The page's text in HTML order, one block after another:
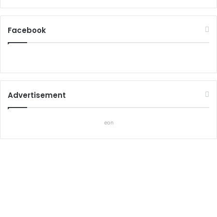
Facebook
Advertisement
eon